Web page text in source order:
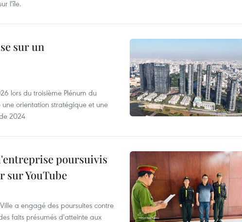
l'île.
sur un
lors du troisième Plénum du
orientation stratégique et une
2024
poursuivis
sur YouTube
a engagé des poursuites contre
faits présumés d'atteinte aux